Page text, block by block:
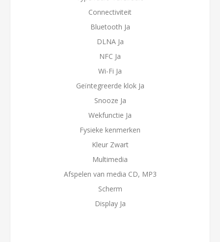
Connectiviteit
Bluetooth Ja
DLNA Ja
NFC Ja
Wi-Fi Ja
Geïntegreerde klok Ja
Snooze Ja
Wekfunctie Ja
Fysieke kenmerken
Kleur Zwart
Multimedia
Afspelen van media CD, MP3
Scherm
Display Ja